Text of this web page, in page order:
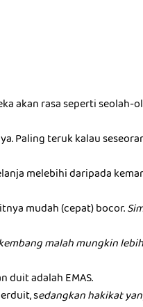
akan rasa seperti seolah-
Paling teruk kalau
melebihi daripada
mudah (cepat) bocor.
malah mungkin
duit adalah EMAS.
sedangkan hakikat